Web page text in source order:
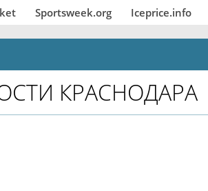
Sportsweek.org Iceprice.info
КРАСНОДАРА